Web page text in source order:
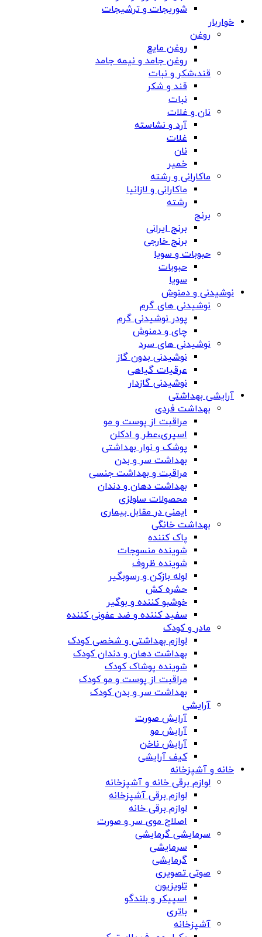
شوریجات و ترشیجات
خواربار
روغن
روغن مایع
روغن جامد و نیمه جامد
قند،شکر و نبات
قند و شکر
نبات
نان و غلات
آرد و نشاسته
غلات
نان
خمیر
ماکارانی و رشته
ماکارانی و لازانیا
رشته
برنج
برنج ایرانی
برنج خارجی
حبوبات و سویا
حبوبات
سویا
نوشیدنی و دمنوش
نوشیدنی های گرم
پودر نوشیدنی گرم
چای و دمنوش
نوشیدنی های سرد
نوشیدنی بدون گاز
عرقیات گیاهی
نوشیدنی گازدار
آرایشی بهداشتی
بهداشت فردی
مراقبت از پوست و مو
اسپری،عطر و ادکلن
پوشک و نوار بهداشتی
بهداشت سر و بدن
مراقبت و بهداشت جنسی
بهداشت دهان و دندان
محصولات سلولزی
ایمنی در مقابل بیماری
بهداشت خانگی
پاک کننده
شوینده منسوجات
شوینده ظروف
لوله بازکن و رسوبگیر
حشره کش
خوشبو کننده و بوگیر
سفید کننده و ضد عفونی کننده
مادر و کودک
لوازم بهداشتی و شخصی کودک
بهداشت دهان و دندان کودک
شوینده پوشاک کودک
مراقبت از پوست و مو کودک
بهداشت سر و بدن کودک
آرایشی
آرایش صورت
آرایش مو
آرایش ناخن
کیف آرایشی
خانه و آشپزخانه
لوازم برقی خانه و آشپزخانه
لوازم برقی آشپزخانه
لوازم برقی خانه
اصلاح موی سر و صورت
سرمایشی گرمایشی
سرمایشی
گرمایشی
صوتی تصویری
تلویزیون
اسپیکر و بلندگو
باتری
آشپزخانه